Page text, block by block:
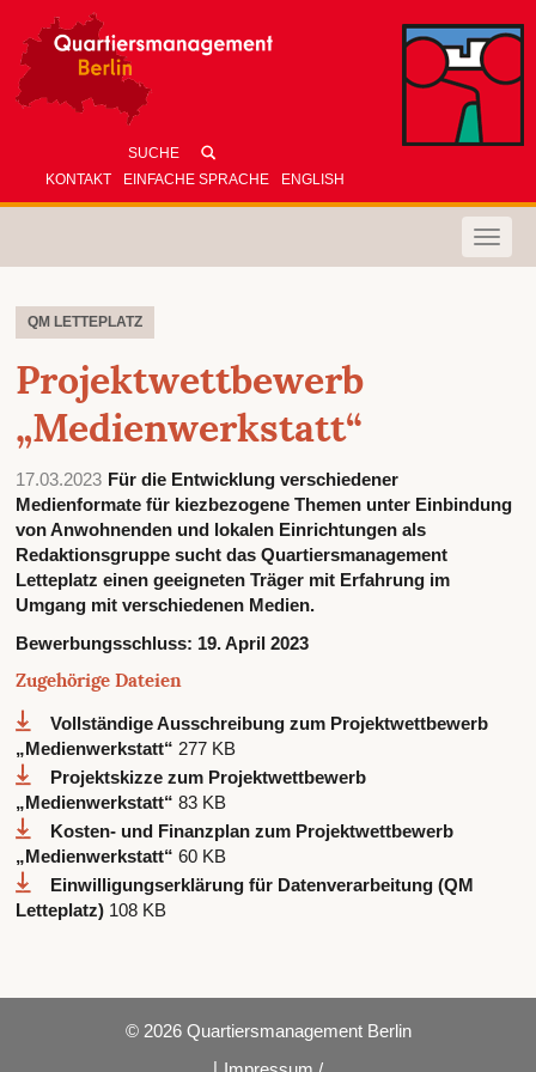
KONTAKT EINFACHE SPRACHE ENGLISH
Toggle
QM LETTEPLATZ
Projektwettbewerb
„Medienwerkstatt“
17.03.2023 Für die Entwicklung verschiedener
Medienformate für kiezbezogene Themen unter Einbindung
von Anwohnenden und lokalen Einrichtungen als
Redaktionsgruppe sucht das Quartiersmanagement
Letteplatz einen geeigneten Träger mit Erfahrung im
Umgang mit verschiedenen Medien.
Bewerbungsschluss: 19. April 2023
Zugehörige Dateien
Vollständige Ausschreibung zum Projektwettbewerb
„Medienwerkstatt“ 277 KB
Projektskizze zum Projektwettbewerb
„Medienwerkstatt“ 83 KB
Kosten- und Finanzplan zum Projektwettbewerb
„Medienwerkstatt“ 60 KB
Einwilligungserklärung für Datenverarbeitung (QM
Letteplatz) 108 KB
© 2026 Quartiersmanagement Berlin